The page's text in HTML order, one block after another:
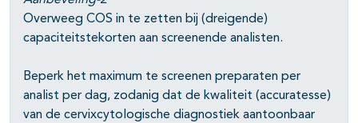
Overweeg COS in te zetten bij (dreigende)
capaciteitstekorten aan screenende analisten.
Beperk het maximum te screenen preparaten per
analist per dag, zodanig dat de kwaliteit (accuratesse)
van de cervixcytologische diagnostiek aantoonbaar